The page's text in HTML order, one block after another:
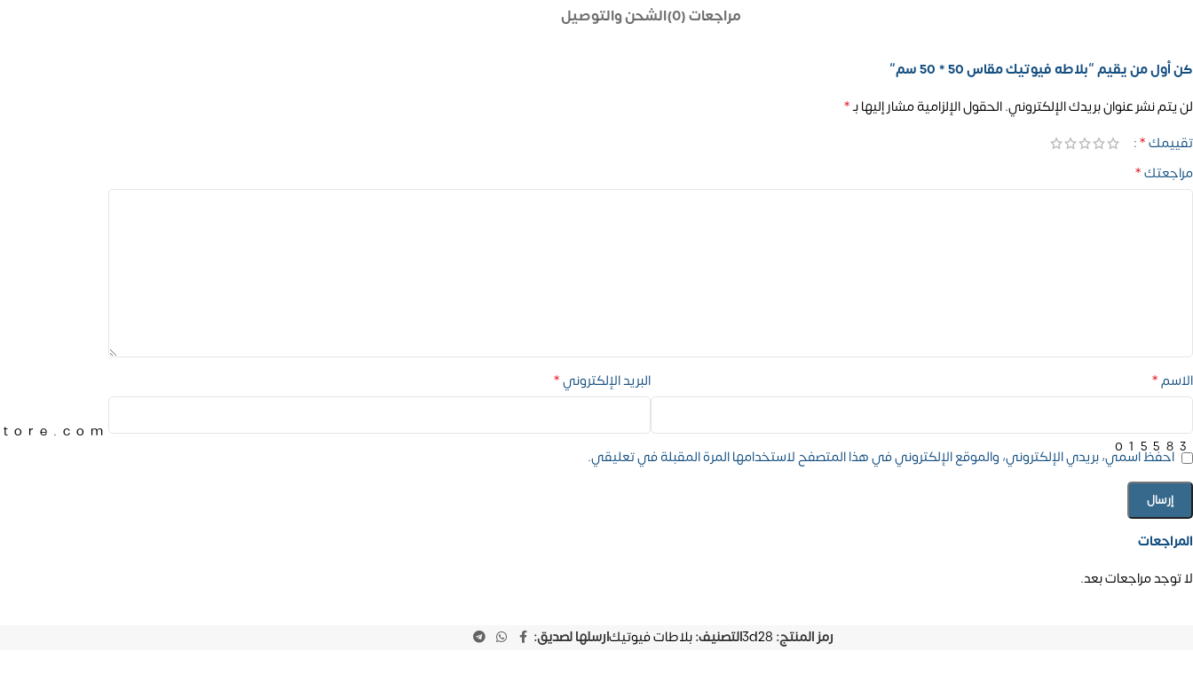
مراجعات (0) الشحن والتوصيل
المراجعات
لا توجد مراجعات بعد.
كن أول من يقيم “بلاطه فيوتيك مقاس 50 * 50 سم”
لن يتم نشر عنوان بريدك الإلكتروني.الحقول الإلزامية مشار إليها بـ*
تقييمك*
مراجعتك*
الاسم* البريد الإلكتروني*
احفظ اسمي، بريدي الإلكتروني، والموقع الإلكتروني في هذا المتصفح لاستخدامها المرة المقبلة في تعليقي.
رمز المنتج: 3d28التصنيف:بلاطات فيوتيكارسلها لصديق: